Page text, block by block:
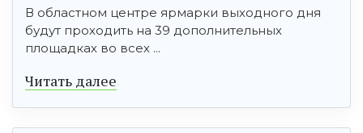
В областном центре ярмарки выходного дня
будут проходить на 39 дополнительных
площадках во всех ...
Читать далее